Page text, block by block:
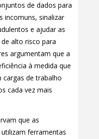
de dados para
incomuns, sinalizar
e ajudar as
alto risco para
argumentam que a
à medida que
cargas de trabalho
cada vez mais
que as
ferramentas